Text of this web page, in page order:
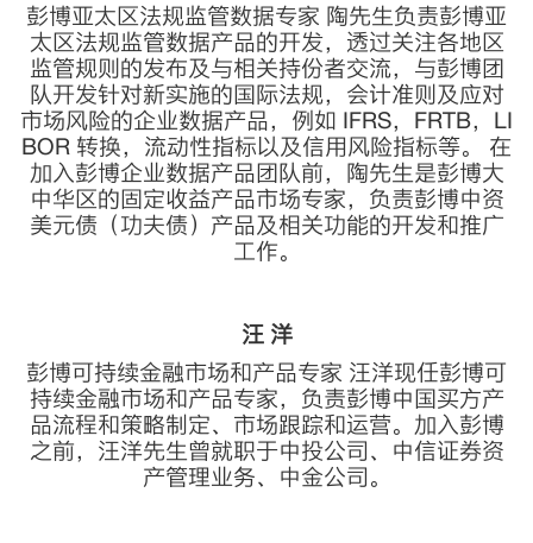
彭博亚太区法规监管数据专家 陶先生负责彭博亚
太区法规监管数据产品的开发，透过关注各地区
监管规则的发布及与相关持份者交流，与彭博团
队开发针对新实施的国际法规，会计准则及应对
市场风险的企业数据产品，例如 IFRS，FRTB，LI
BOR 转换，流动性指标以及信用风险指标等。 在
加入彭博企业数据产品团队前，陶先生是彭博大
中华区的固定收益产品市场专家，负责彭博中资
美元债（功夫债）产品及相关功能的开发和推广
工作。
汪 洋
彭博可持续金融市场和产品专家 汪洋现任彭博可
持续金融市场和产品专家，负责彭博中国买方产
品流程和策略制定、市场跟踪和运营。加入彭博
之前，汪洋先生曾就职于中投公司、中信证券资
产管理业务、中金公司。